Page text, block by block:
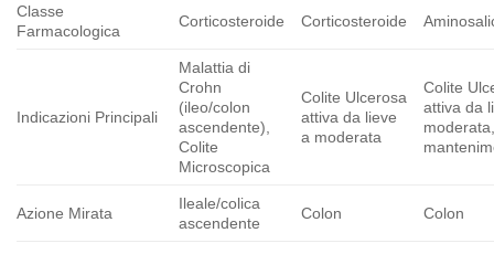
Classe
Farmacologica
Corticosteroide Corticosteroide
Indicazioni Principali
Malattia di
Crohn
(ileo/colon
ascendente),
Colite
Microscopica
Colite Ulcerosa
attiva da lieve
a moderata
Colite
attiva da
Azione Mirata
Ileale/colica
ascendente
Colon Colon